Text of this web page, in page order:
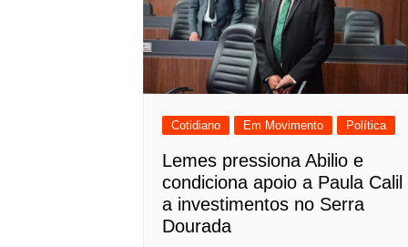
Cotidiano Em Movimento Política
Lemes pressiona Abilio e
condiciona apoio a Paula Calil
a investimentos no Serra
Dourada